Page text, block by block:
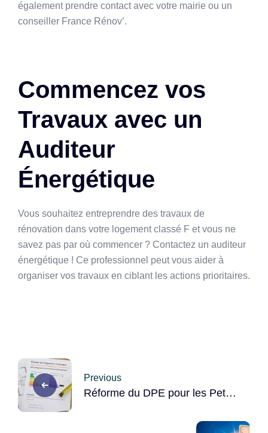
également prendre contact avec votre mairie ou un
conseiller France Rénov’.
Commencez vos
Travaux avec un
Auditeur
Énergétique
Vous souhaitez entreprendre des travaux de
rénovation dans votre logement classé F et vous ne
savez pas par où commencer ? Contactez un auditeur
énergétique ! Ce professionnel peut vous aider à
organiser vos travaux en ciblant les actions prioritaires.
Post
navigation
Previous
Réforme du DPE pour les Petits